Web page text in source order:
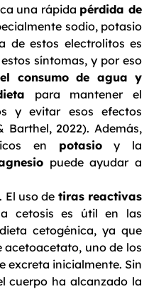
una rápida pérdida de
sodio, potasio
de estos electrolitos es
síntomas, y por eso
el consumo de agua y
para mantener el
y evitar esos efectos
Barthel, 2022). Además,
en potasioy la
puede ayudar a
. El uso de tiras reactivas
cetosis es útil en las
cetogénica, ya que
acetoacetato, uno de los
excreta inicialmente. Sin
cuerpo ha alcanzado la